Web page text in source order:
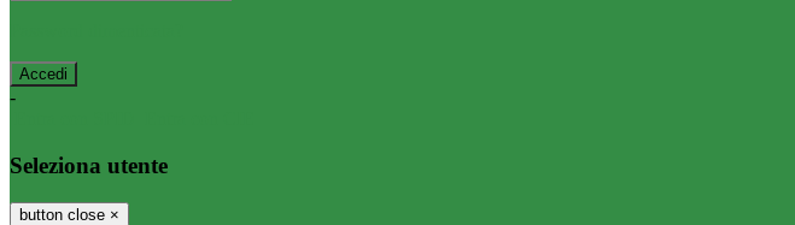
-
Seleziona utente
button close ×